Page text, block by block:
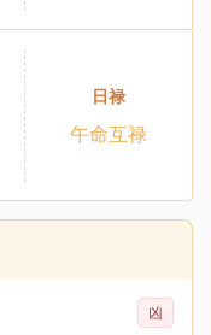
日禄
午命互禄
凶